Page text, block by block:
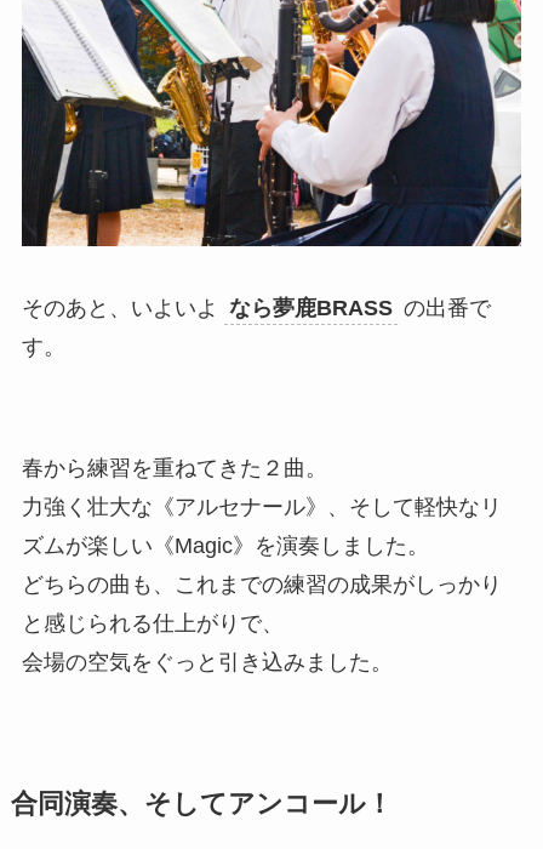
そのあと、いよいよ なら夢鹿BRASS の出番で
す。
春から練習を重ねてきた２曲。
力強く壮大な《アルセナール》、そして軽快なリ
ズムが楽しい《Magic》を演奏しました。
どちらの曲も、これまでの練習の成果がしっかり
と感じられる仕上がりで、
会場の空気をぐっと引き込みました。
合同演奏、そしてアンコール！